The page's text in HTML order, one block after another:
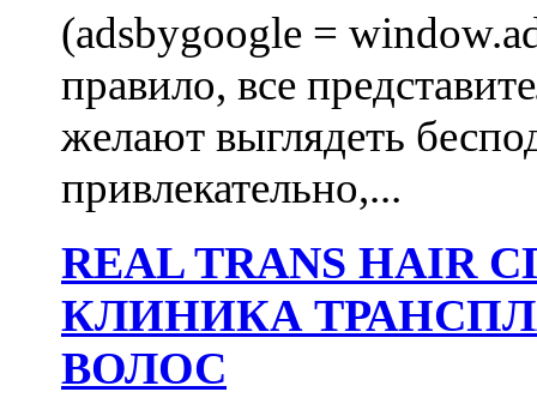
(adsbygoogle =
правило, все
желают выглядеть
привлекательно,...
REAL TRANS
КЛИНИКА
ВОЛОС